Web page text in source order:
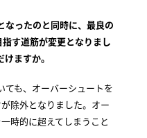
ったのと同時に、最良の
す道筋が変更となりまし
ますか。
ても、オーバーシュートを
除外となりました。オー
時的に超えてしまうこと